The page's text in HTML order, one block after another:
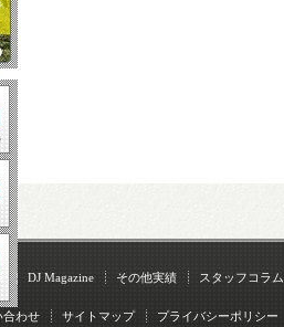
DJ Magazine その他実績 スタッフコラム
合わせ サイトマップ プライバシーポリシー